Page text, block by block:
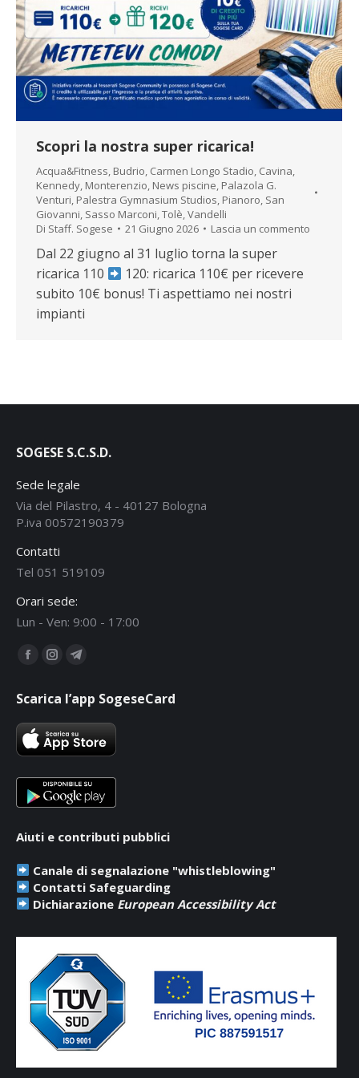
Scopri la nostra super ricarica!
Acqua&Fitness, Budrio, Carmen Longo Stadio, Cavina,
Kennedy, Monterenzio, News piscine, Palazola G.
Venturi, Palestra Gymnasium Studios, Pianoro, San
Giovanni, Sasso Marconi,Tolè,Vandelli
Di Staff. Sogese 21 Giugno 2026 Lascia un commento
Dal 22 giugno al 31 luglio torna la super
ricarica 110
120: ricarica 110€ per ricevere
subito 10€ bonus! Ti aspettiamo nei nostri
impianti
SOGESE S.C.S.D.
Sede legale
Via del Pilastro, 4 - 40127 Bologna
P.iva 00572190379
Contatti
Tel 051 519109
Orari sede:
Lun - Ven: 9:00 - 17:00
Ci puoi trovare su:
Facebook
opens
in
new
Instagram
opens
in
new
Telegram
opens
in
new
Scarica l’app SogeseCard
Aiuti e contributi pubblici
Canale di segnalazione "whistleblowing"
Contatti Safeguarding
Dichiarazione European Accessibility Act